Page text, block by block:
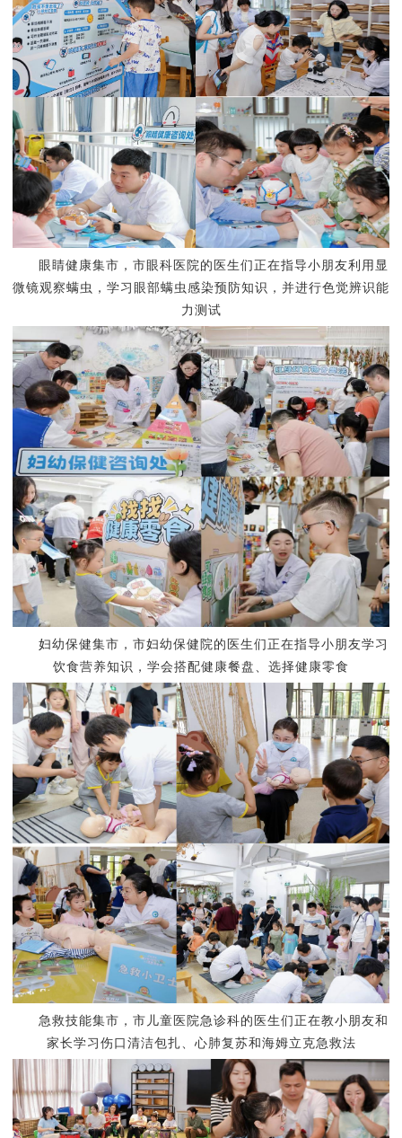
眼睛健康集市， 市眼科医院的医生们正在指导小朋友利用显
微镜观察螨虫，学习眼部螨虫感染预防知识，并进行色觉辨识能
力测试
妇幼保健集市， 市妇幼保健院的医生们正在指导小朋友学习
饮食营养知识，学会搭配健康餐盘、选择健康零食
急救技能集市， 市儿童医院急诊科的医生们正在教小朋友和
家长学习伤口清洁包扎
心肺复苏和海姆立克急救法